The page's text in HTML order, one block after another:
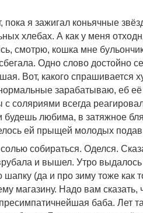
пока я зажигал коньячные
хлебах. А как у меня
смотрю, кошка мне
Одно слово достойно
Вот, какого спрашивается
зарабатываю, еб её
соляриями всегда
будешь любима, в затяжное
ей прыщей молодых
собираться. Оделся.
и вышел. Утро
шапку (да и про зиму тоже как
магазину. Надо вам сказать,
баба. Лет